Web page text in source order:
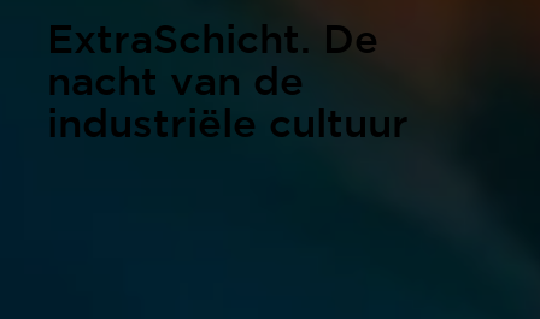
ExtraSchicht. De
nacht van de
industriële cultuur